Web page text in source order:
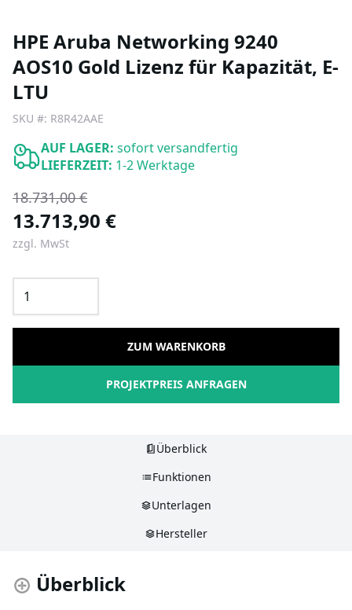
HPE Aruba Networking 9240
AOS10 Gold Lizenz für Kapazität, E-
LTU
SKU #: R8R42AAE
AUF LAGER: sofort versandfertig
LIEFERZEIT: 1-2 Werktage
18.731,00 €
13.713,90 €
zzgl. MwSt
ZUM WARENKORB
PROJEKTPREIS ANFRAGEN
Überblick
Funktionen
Unterlagen
Hersteller
Überblick